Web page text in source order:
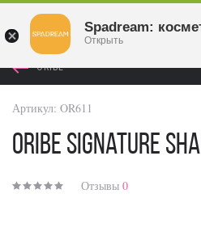
ORIBE
Артикул: OR611
Oribe Signature
Отзывы 0
Spadream:
Открыть